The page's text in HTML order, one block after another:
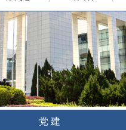
党 建